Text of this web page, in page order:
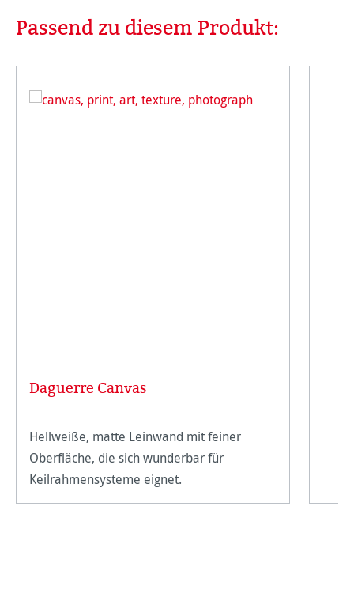
Produktgalerie überspringen
Passend zu diesem Produkt:
Daguerre Canvas
Hellweiße, matte Leinwand mit feiner
Oberfläche, die sich wunderbar für
Keilrahmensysteme eignet.